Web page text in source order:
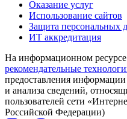
Оказание услуг
Использование сайтов
Защита персональных
ИТ аккредитация
На информационном
рекомендательные
предоставления информации
и анализа сведений,
пользователей сети
Российской Федерации)